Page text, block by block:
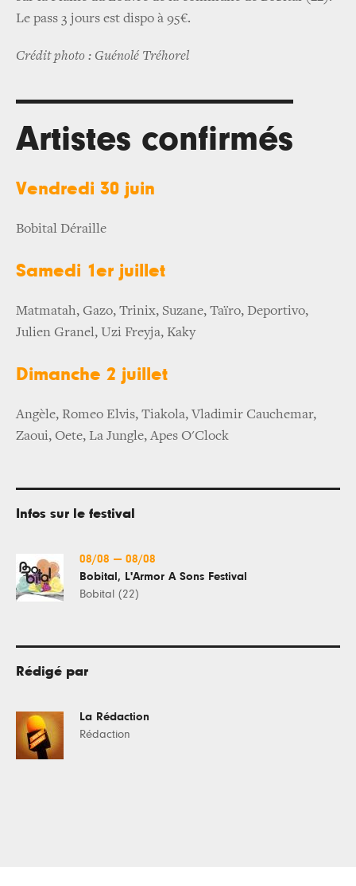
Le pass 3 jours est dispo à 95€.
Crédit photo : Guénolé Tréhorel
Artistes confirmés
Vendredi 30 juin
Bobital Déraille
Samedi 1er juillet
Matmatah, Gazo, Trinix, Suzane, Taïro, Deportivo,
Julien Granel, Uzi Freyja, Kaky
Dimanche 2 juillet
Angèle, Romeo Elvis, Tiakola, Vladimir Cauchemar,
Zaoui, Oete, La Jungle, Apes O'Clock
Infos sur le festival
08/08 — 08/08
Bobital, L'Armor A Sons Festival
Bobital (22)
Rédigé par
La Rédaction
Rédaction